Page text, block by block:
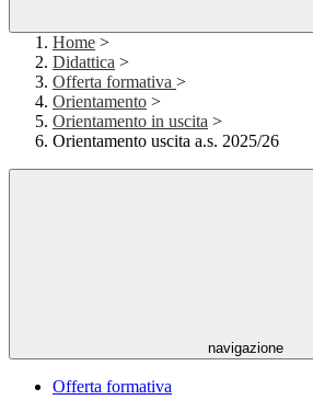
Home >
Didattica >
Offerta formativa >
Orientamento >
Orientamento in uscita >
Orientamento uscita a.s. 2025/26
navigazione
Offerta formativa